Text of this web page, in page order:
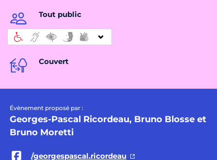
Tout public
Couvert
Évènement proposé par :
Georges-Pascal Ricordeau, Bruno Blosse et
Bruno Moretti
/georgespascal.ricordeau